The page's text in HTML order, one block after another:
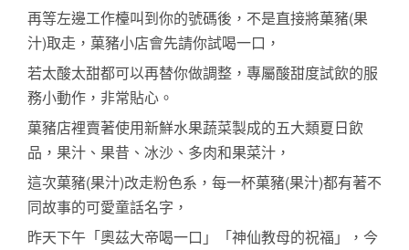
再等左邊工作檯叫到你的號碼後， 不是直接將菓豬(果
汁)取走，菓豬小店會先請你試喝一口，
若太酸太甜都可以再替你做調整，專屬酸甜度試飲的服
務小動作，非常貼心。
菓豬店裡賣著使用新鮮水果蔬菜製成的五大類夏日飲
品，果汁、果昔、冰沙、多肉和果菜汁，
這次菓豬(果汁)改走粉色系，每一杯菓豬(果汁)都有著不
同故事的可愛童話名字，
昨天下午「奧茲大帝喝一口」「神仙教母的祝福」，今